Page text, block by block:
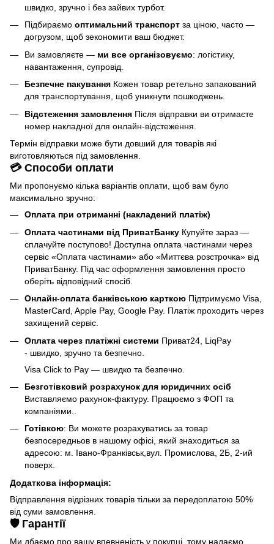
швидко, зручно і без зайвих турбот.
Підбираємо оптимальний транспорт за ціною, часто —
догрузом, щоб зекономити ваш бюджет.
Ви замовляєте — ми все організовуємо: логістику,
навантаження, супровід.
Безпечне пакування Кожен товар ретельно запакований
для транспортування, щоб уникнути пошкоджень.
Відстеження замовлення Після відправки ви отримаєте
номер накладної для онлайн-відстеження.
Термін відправки може бути довший для товарів які
виготовляються під замовлення.
💳 Способи оплати
Ми пропонуємо кілька варіантів оплати, щоб вам було
максимально зручно:
Оплата при отриманні (накладений платіж)
Оплата частинами від ПриватБанку Купуйте зараз —
сплачуйте поступово! Доступна оплата частинами через
сервіс «Оплата частинами» або «Миттєва розстрочка» від
ПриватБанку. Під час оформлення замовлення просто
оберіть відповідний спосіб.
Онлайн-оплата банківською карткою Підтримуємо Visa,
MasterCard, Apple Pay, Google Pay. Платіж проходить через
захищений сервіс.
Оплата через платіжні системи Приват24, LiqPay
- швидко, зручно та безпечно.
Visa Click to Pay — швидко та безпечно.
Безготівковий розрахунок для юридичних осіб
Виставляємо рахунок-фактуру. Працюємо з ФОП та
компаніями..
Готівкою: Ви можете розрахуватись за товар
безпосередньов в нашому офісі, який знаходиться за
адресою: м. Івано-Франківськ,вул. Промислова, 2Б, 2-ий
поверх.
Додаткова інформація:
Відправлення відрізних товарів тільки за передоплатою 50%
від суми замовлення.
🛡️ Гарантії
Ми дбаємо про вашу впевненість у покупці, тому надаємо